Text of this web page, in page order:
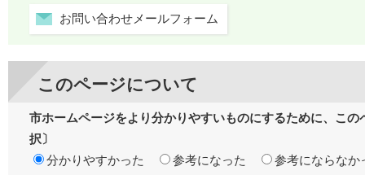
お問い合わせメールフォーム
このページについて
市ホームページをより分かりやすいものにするために、こ
択〕
分かりやすかった
参考になった 参考にならなか